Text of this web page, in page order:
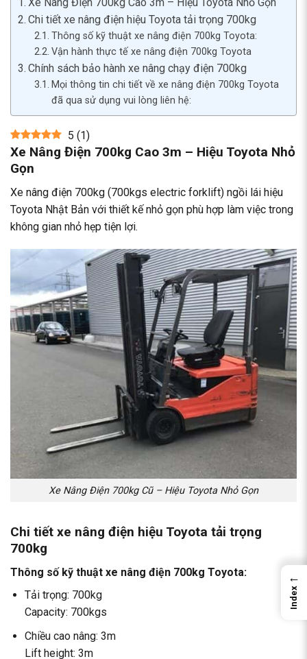
Chi tiết xe nâng điện hiệu Toyota tải trọng 700kg
Thông số kỹ thuật xe nâng điện 700kg Toyota:
Vận hành thực tế xe nâng điện 700kg Toyota
Chính sách bảo hành xe nâng chạy điện 700kg
Mọi thông tin chi tiết về xe nâng điện 700kg Toyota
đã qua sử dụng vui lòng liên hệ:
5 (1)
Xe Nâng Điện 700kg Cao 3m – Hiệu Toyota Nhỏ
Gọn
Xe nâng điện 700kg (700kgs electric forklift) ngồi lái hiệu
Toyota Nhật Bản với thiết kế nhỏ gọn phù hợp làm việc trong
không gian nhỏ hẹp tiện lợi.
Xe Nâng Điện 700kg Cũ – Hiệu Toyota Nhỏ Gọn
Chi tiết xe nâng điện hiệu Toyota tải trọng
700kg
Thông số kỹ thuật xe nâng điện 700kg Toyota:
Tải trọng: 700kg
Capacity: 700kgs
Chiều cao nâng: 3m
Lift height: 3m
←
Index